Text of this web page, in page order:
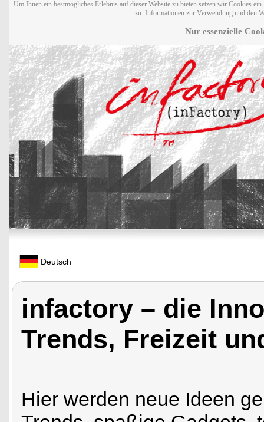
Um Ihnen ein bestmögliches Erlebnis auf dieser Website zu bieten setzen wir Cookies
zu. Informationen zur Verwendung und den
Nur essenzielle
Deutsch
infactory – die
Trends, Freizeit
Hier werden neue Ideen